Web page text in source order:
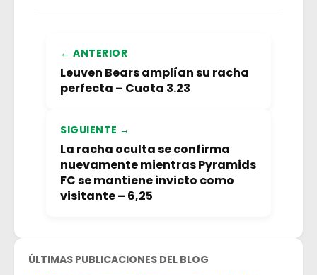
← ANTERIOR
Leuven Bears amplían su racha
perfecta – Cuota 3.23
SIGUIENTE →
La racha oculta se confirma
nuevamente mientras Pyramids
FC se mantiene invicto como
visitante – 6,25
ÚLTIMAS PUBLICACIONES DEL BLOG